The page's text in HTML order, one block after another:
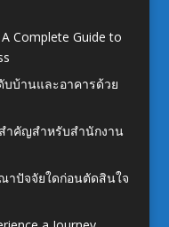
Complete Guide to
บบ้านและอาคารด้วย
ำคัญสำหรับสำนักงาน
าปัจจัยใดก่อนตัดสินใจ